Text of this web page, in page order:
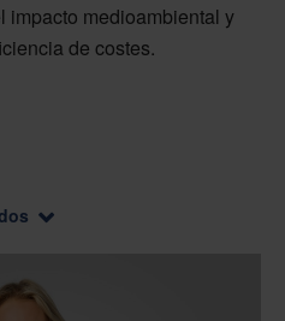
impacto medioambiental y
de costes.